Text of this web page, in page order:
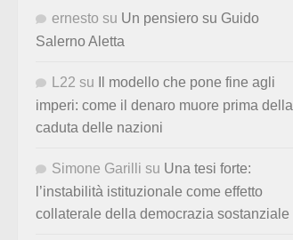
ernesto su Un pensiero su Guido
Salerno Aletta
L22 su
Il modello che pone fine agli
imperi: come il denaro muore prima della
caduta delle nazioni
Simone Garilli su Una tesi forte:
l’instabilità istituzionale come effetto
collaterale della democrazia sostanziale